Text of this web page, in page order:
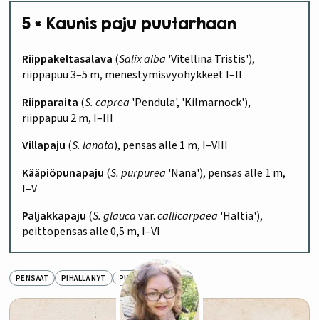
5 × Kaunis paju puutarhaan
Riippakeltasalava (Salix alba 'Vitellina Tristis'),
riippapuu 3–5 m, menestymisvyöhykkeet I–II
Riipparaita (S. caprea 'Pendula', 'Kilmarnock'),
riippapuu 2 m, I–III
Villapaju (S. lanata), pensas alle 1 m, I–VIII
Kääpiöpunapaju (S. purpurea 'Nana'), pensas alle 1 m,
I–V
Paljakkapaju (S. glaucavar.callicarpaea 'Haltia'),
peittopensas alle 0,5 m, I–VI
PENSAAT PIHALLA NYT PUUT TEE ITSE